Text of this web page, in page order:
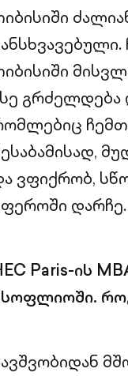
გრძელდება
ვფიქრობ,
დარჩე.
Paris-ის